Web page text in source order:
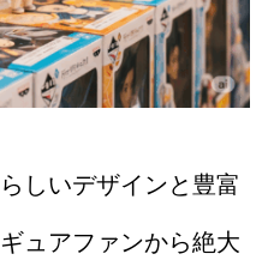
しいデザインと豊富
ュアファンから絶大